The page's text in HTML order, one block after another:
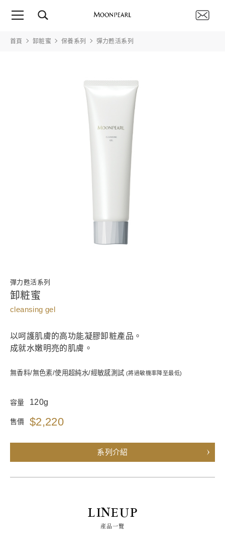
首頁 卸粧蜜 保養系列 彈力甦活系列
彈力甦活系列
卸粧蜜
cleansing gel
以呵護肌膚的高功能凝膠卸粧產品。
成就水嫩明亮的肌膚。
無香料/無色素/使用超純水/經敏感測試 (將過敏機率降至最低)
容量 120g
售價 $2,220
系列介紹
LINEUP
產品一覽